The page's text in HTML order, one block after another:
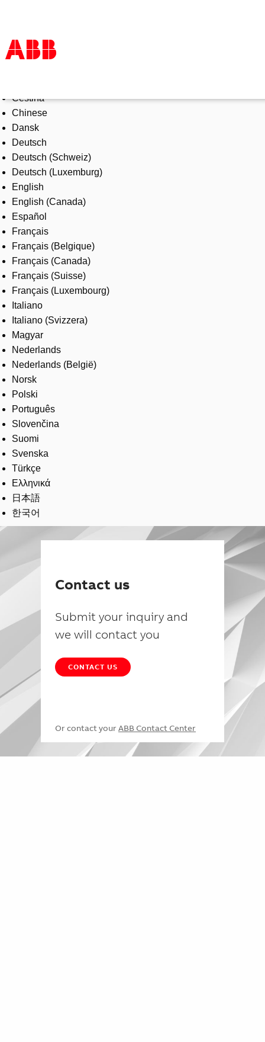
Products & Solutions
Industries
Services
About us
Where to buy
Contact us
Careers
Čeština
Chinese
Dansk
Deutsch
Deutsch (Schweiz)
Deutsch (Luxemburg)
English
English (Canada)
Español
Français
Français (Belgique)
Français (Canada)
Français (Suisse)
Français (Luxembourg)
Italiano
Italiano (Svizzera)
Magyar
Nederlands
Nederlands (België)
Norsk
Polski
Português
Slovenčina
Suomi
Svenska
Türkçe
Ελληνικά
日本語
한국어
Contact us
Submit your inquiry and
we will contact you
CONTACT US
Or contact your ABB Contact Center